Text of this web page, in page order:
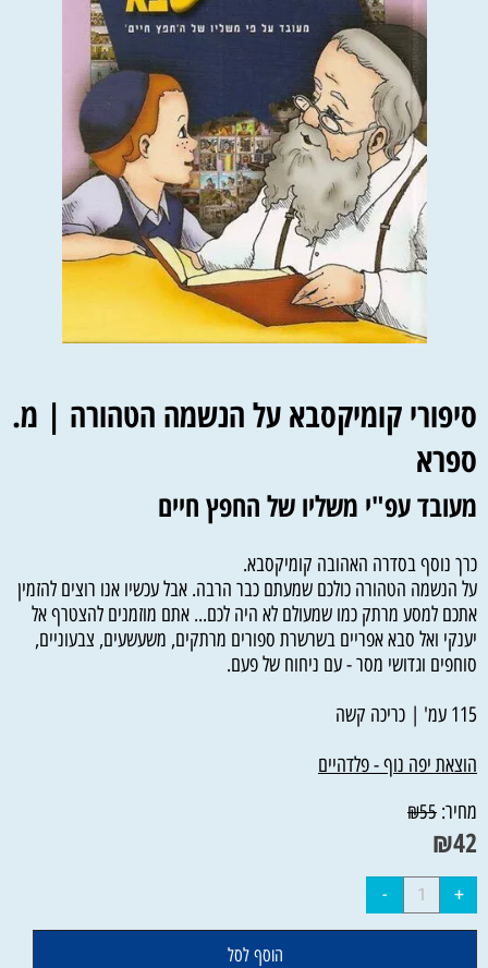
סיפורי קומיקסבא על הנשמה הטהורה | מ.
ספרא
מעובד עפ"י משליו של החפץ חיים
כרך נוסף בסדרה האהובה קומיקסבא.
על הנשמה הטהורה כולכם שמעתם כבר הרבה. אבל עכשיו אנו רוצים להזמין
אתכם למסע מרתק כמו שמעולם לא היה לכם... אתם מוזמנים להצטרף אל
יענקי ואל סבא אפריים בשרשרת ספורים מרתקים, משעשעים, צבעוניים,
סוחפים וגדושי מסר - עם ניחוח של פעם.
115 עמ' | כריכה קשה
הוצאת יפה נוף - פלדהיים
מחיר:
₪55
₪42
הוסף לסל